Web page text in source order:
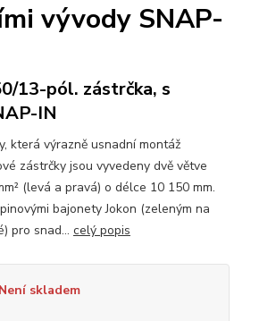
vývody SNAP-
13-pól. zástrčka, s
IN
která výrazně usnadní montáž
zástrčky jsou vyvedeny dvě větve
(levá a pravá) o délce 10 150 mm.
bajonety Jokon (zeleným na
pro snad... celý popis
Není skladem